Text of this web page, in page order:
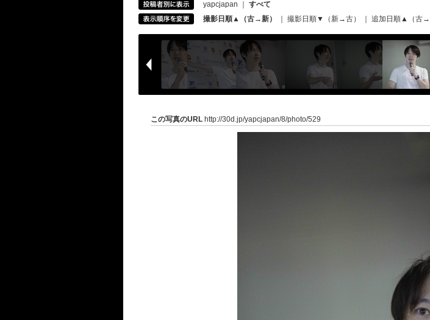
yapcjapan
すべて
撮影日順▲（古→新）
撮影日順▼（新→古） 追加日順▲（古→
この写真のURL http://30d.jp/yapcjapan/8/photo/529